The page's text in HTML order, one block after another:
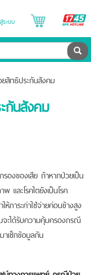
ระบบ
ค้น
ยสิทธิประกันสังคม
กันสังคม
องของเสีย ถ้าหากป่วยเป็น
และโรคไตยังเป็นโรค
ภาระค่าใช้จ่ายค่อนข้างสูง
ะได้รับความคุ้มครองกรณี
าเช็กข้อมูลกัน